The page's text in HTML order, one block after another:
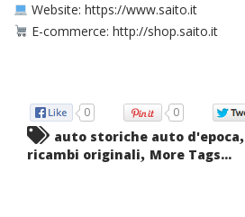
Website: https://www.saito.it
E-commerce: http://shop.saito.it
0 0
auto storiche auto d'epoca,
ricambi originali, More Tags...